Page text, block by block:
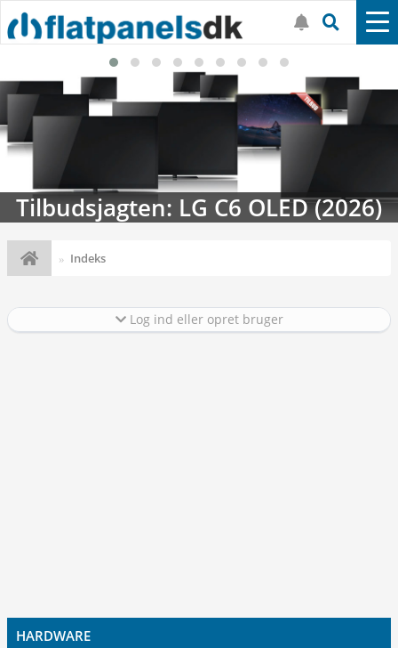
Tilbudsjagten: LG C6 OLED (2026)
Indeks
Log ind eller opret bruger
HARDWARE